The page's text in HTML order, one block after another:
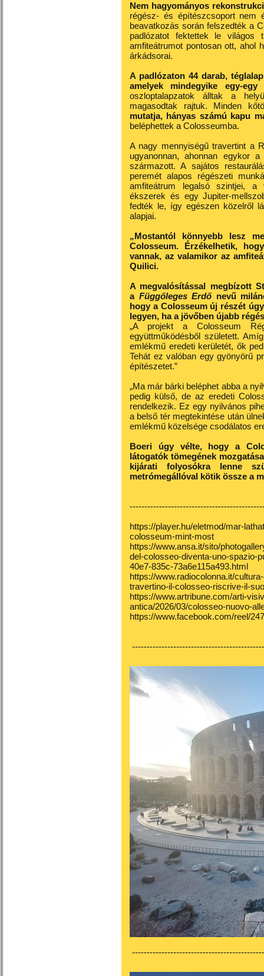
Nem hagyományos
régész- és építészcsoport nem
beavatkozás során felszedték a
padlózatot fektettek le világos
amfiteátrumot pontosan ott, ahol
árkádsorai.
A padlózaton 44 darab,
amelyek mindegyike egy-egy
oszloptalapzatok álltak a
magasodtak rajtuk. Minden
mutatja, hányas számú kapu
beléphettek a Colosseumba.
A nagy mennyiségű travertint a
ugyanonnan, ahonnan egykor
származott. A sajátos
peremét alapos régészeti
amfiteátrum legalsó szintjei, a
ékszerek és egy Jupiter-
fedték le, így egészen közelről
alapjai.
„Mostantól könnyebb lesz
Colosseum. Érzékelhetik,
vannak, az valamikor az
Quilici.
A megvalósítással megbízott
a Függőleges Erdő nevű
hogy a Colosseum új részét
legyen, ha a jövőben újabb
„A projekt a Colosseum
együttműködésből született.
emlékmű eredeti kerületét, ők
Tehát ez valóban egy gyönyörű
építészetet.”
„Ma már bárki beléphet abba a
pedig külső, de az eredeti
rendelkezik. Ez egy nyilvános
a belső tér megtekintése után
emlékmű közelsége csodálatos
Boeri úgy vélte, hogy a
látogatók tömegének
kijárati folyosókra lenne
metrómegállóval kötik össze a
https://player.hu/eletmod/mar-
colosseum-mint-most
https://www.ansa.it/sito/
del-colosseo-diventa-uno-spazio-
40e7-835c-73a6e115a493.html
https://www.radiocolonna.it/
travertino-il-colosseo-riscrive-il-
https://www.artribune.com/arti-
antica/2026/03/colosseo-nuovo-
https://www.facebook.com/reel/